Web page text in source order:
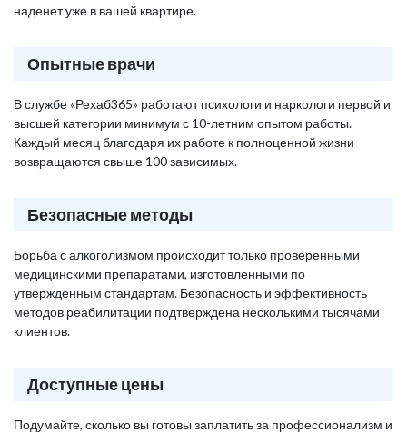
наденет уже в вашей квартире.
Опытные врачи
В службе «Рехаб365» работают психологи и наркологи первой и
высшей категории минимум с 10-летним опытом работы.
Каждый месяц благодаря их работе к полноценной жизни
возвращаются свыше 100 зависимых.
Безопасные методы
Борьба с алкоголизмом происходит только проверенными
медицинскими препаратами, изготовленными по
утвержденным стандартам. Безопасность и эффективность
методов реабилитации подтверждена несколькими тысячами
клиентов.
Доступные цены
Подумайте, сколько вы готовы заплатить за профессионализм и